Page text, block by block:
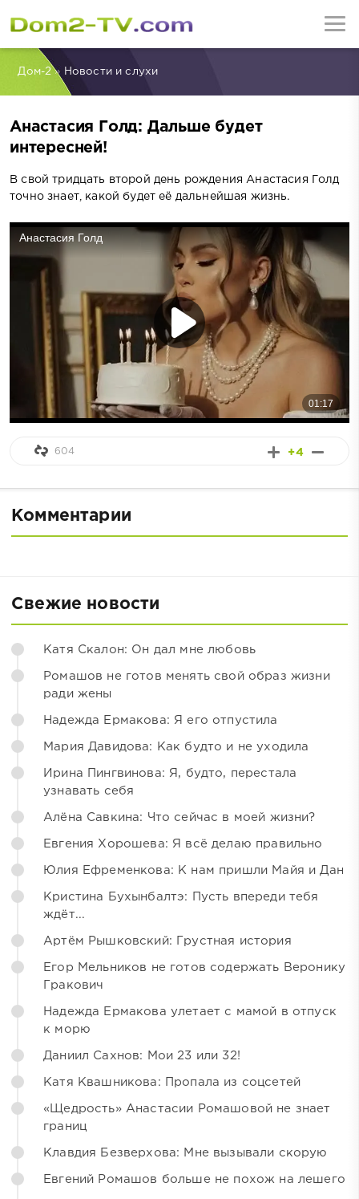
Дом-2» Новости и слухи
Анастасия Голд: Дальше будет
интересней!
В свой тридцать второй день рождения Анастасия Голд
точно знает, какой будет её дальнейшая жизнь.
+4
604
Комментарии
Свежие новости
Катя Скалон: Он дал мне любовь
Ромашов не готов менять свой образ жизни
ради жены
Надежда Ермакова: Я его отпустила
Мария Давидова: Как будто и не уходила
Ирина Пингвинова: Я, будто, перестала
узнавать себя
Алёна Савкина: Что сейчас в моей жизни?
Евгения Хорошева: Я всё делаю правильно
Юлия Ефременкова: К нам пришли Майя и Дан
Кристина Бухынбалтэ: Пусть впереди тебя
ждёт...
Артём Рышковский: Грустная история
Егор Мельников не готов содержать Веронику
Гракович
Надежда Ермакова улетает с мамой в отпуск
к морю
Даниил Сахнов: Мои 23 или 32!
Катя Квашникова: Пропала из соцсетей
«Щедрость» Анастасии Ромашовой не знает
границ
Клавдия Безверхова: Мне вызывали скорую
Евгений Ромашов больше не похож на лешего